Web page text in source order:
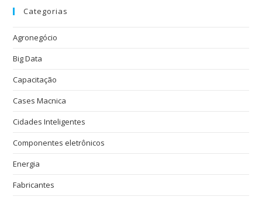
Categorias
Agronegócio
Big Data
Capacitação
Cases Macnica
Cidades Inteligentes
Componentes eletrônicos
Energia
Fabricantes